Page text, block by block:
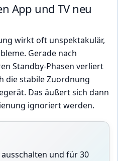
App und TV neu
wirkt oft unspektakulär,
Gerade nach
Standby-Phasen verliert
die stabile Zuordnung
Das äußert sich dann
ignoriert werden.
und für 30